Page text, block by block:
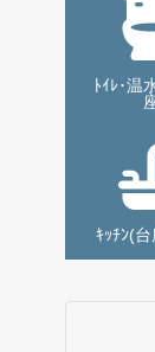
ﾄｲﾚ･温
ｷｯﾁﾝ(